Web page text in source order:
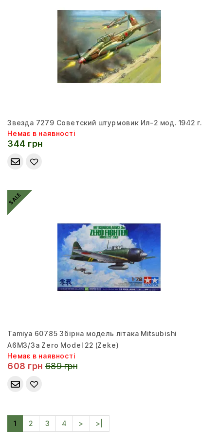
Звезда 7279 Советский штурмовик Ил-2 мод. 1942 г.
Немає в наявності
344 грн
SALE
Tamiya 60785 Збірна модель літака Mitsubishi
A6M3/3a Zero Model 22 (Zeke)
Немає в наявності
608 грн 689 грн
1 2 3 4 > >|